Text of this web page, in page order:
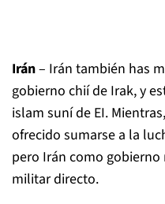
Irán– Irán también has
gobierno chií de Irak, y
islam suní de EI.
ofrecido sumarse a la
pero Irán como
militar directo.